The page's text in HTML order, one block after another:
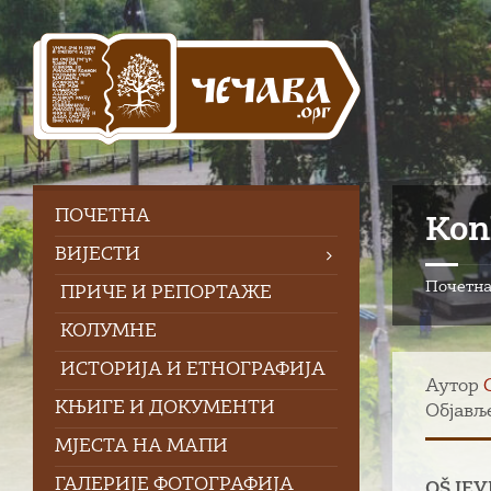
Skip
content
Skip
left
sidebar
Skip
footer
Почетна
Аутор
ПOЧЕТНА
ВИЈЕСТИ
ПРИЧЕ И РЕПОРТАЖЕ
КОЛУМНЕ
ИСТОРИЈА И ЕТНОГРАФИЈА
КЊИГЕ И ДОКУМЕНТИ
МЈЕСТА НА МАПИ
ГАЛЕРИЈЕ ФОТОГРАФИЈА